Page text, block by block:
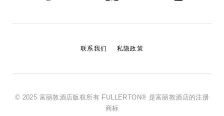
联系我们 私隐政策
© 2025 富丽敦酒店版权所有 FULLERTON® 是富丽敦酒店的注册
商标